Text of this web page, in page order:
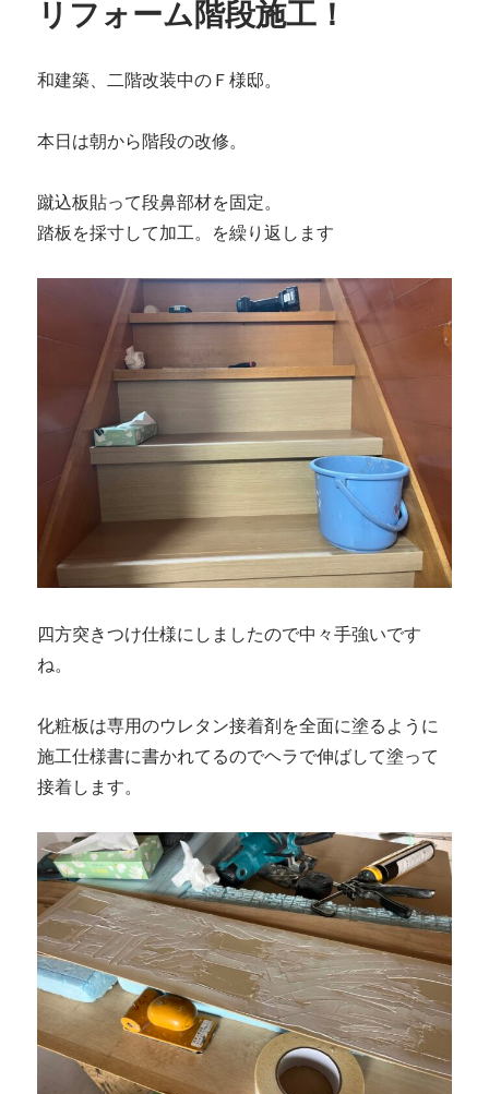
リフォーム階段施工！
和建築、二階改装中のＦ様邸。
本日は朝から階段の改修。
蹴込板貼って段鼻部材を固定。
踏板を採寸して加工。を繰り返します
四方突きつけ仕様にしましたので中々手強いです
ね。
化粧板は専用のウレタン接着剤を全面に塗るように
施工仕様書に書かれてるのでヘラで伸ばして塗って
接着します。